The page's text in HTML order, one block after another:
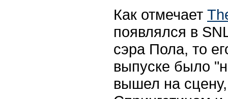
Как отмечает
появлялся в
сэра Пола, то
выпуске было
вышел на